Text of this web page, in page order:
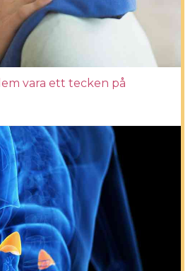
vara ett tecken på